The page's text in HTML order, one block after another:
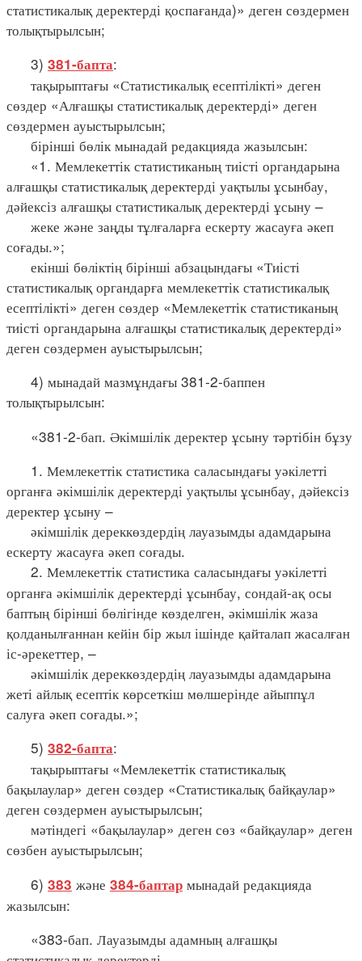
статистикалық деректерді қоспағанда)» деген сөздермен
толықтырылсын;
3) 381-бапта:
тақырыптағы «Статистикалық есептілікті» деген
сөздер «Алғашқы статистикалық деректерді» деген
сөздермен ауыстырылсын;
бірінші бөлік мынадай редакцияда жазылсын:
«1. Мемлекеттік статистиканың тиісті органдарына
алғашқы статистикалық деректерді уақтылы ұсынбау,
дәйексіз алғашқы статистикалық деректерді ұсыну –
жеке және заңды тұлғаларға ескерту жасауға әкеп
соғады.»;
екінші бөліктің бірінші абзацындағы «Тиісті
статистикалық органдарға мемлекеттік статистикалық
есептілікті» деген сөздер «Мемлекеттік статистиканың
тиісті органдарына алғашқы статистикалық деректерді»
деген сөздермен ауыстырылсын;
4) мынадай мазмұндағы 381-2-баппен
толықтырылсын:
«381-2-бап. Әкімшілік деректер ұсыну тәртібін бұзу
1. Мемлекеттік статистика саласындағы уәкілетті
органға әкімшілік деректерді уақтылы ұсынбау, дәйексіз
деректер ұсыну –
әкімшілік дереккөздердің лауазымды адамдарына
ескерту жасауға әкеп соғады.
2. Мемлекеттік статистика саласындағы уәкілетті
органға әкімшілік деректерді ұсынбау, сондай-ақ осы
баптың бірінші бөлігінде көзделген, әкімшілік жаза
қолданылғаннан кейін бір жыл ішінде қайталап жасалған
іс-әрекеттер, –
әкімшілік дереккөздердің лауазымды адамдарына
жеті айлық есептік көрсеткіш мөлшерінде айыппұл
салуға әкеп соғады.»;
5) 382-бапта:
тақырыптағы «Мемлекеттік статистикалық
бақылаулар» деген сөздер «Статистикалық байқаулар»
деген сөздермен ауыстырылсын;
мәтіндегі «бақылаулар» деген сөз «байқаулар» деген
сөзбен ауыстырылсын;
6) 383 және 384-баптар мынадай редакцияда
жазылсын:
«383-бап. Лауазымды адамның алғашқы